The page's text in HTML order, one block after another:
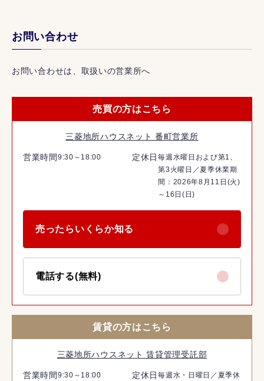
お問い合わせ
お問い合わせは、取扱いの営業所へ
売買の方はこちら
三菱地所ハウスネット 番町営業所
営業時間 9:30～18:00 定休日毎週水曜日および第1、
第3火曜日／夏季休業期
間：2026年8月11日(火)
～16日(日)
売ったらいくらか知る
電話する(無料)
賃貸の方はこちら
三菱地所ハウスネット 賃貸管理受託部
営業時間 9:30～18:00 定休日毎週水・日曜日／夏季休